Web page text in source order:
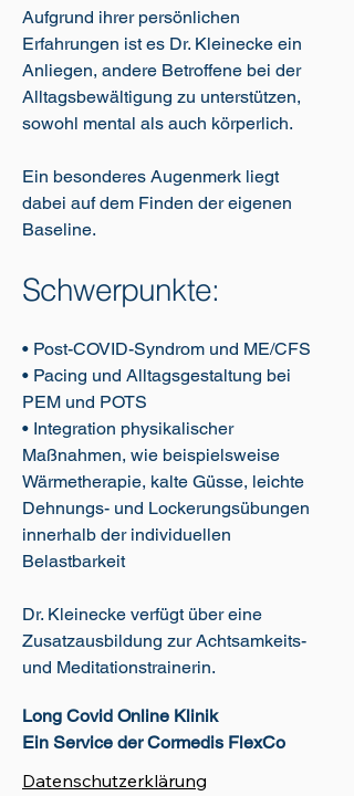
Aufgrund ihrer persönlichen
Erfahrungen ist es Dr. Kleinecke ein
Anliegen, andere Betroffene bei der
Alltagsbewältigung zu unterstützen,
sowohl mental als auch körperlich.
Ein besonderes Augenmerk liegt
dabei auf dem Finden der eigenen
Baseline.
Schwerpunkte:
• Post-COVID-Syndrom und ME/CFS
• Pacing und Alltagsgestaltung bei
PEM und POTS
• Integration physikalischer
Maßnahmen, wie beispielsweise
Wärmetherapie, kalte Güsse, leichte
Dehnungs- und Lockerungsübungen
innerhalb der individuellen
Belastbarkeit
Dr. Kleinecke verfügt über eine
Zusatzausbildung zur Achtsamkeits-
und Meditationstrainerin.
Long Covid Online Klinik
Ein Service der Cormedis FlexCo
Datenschutzerklärung